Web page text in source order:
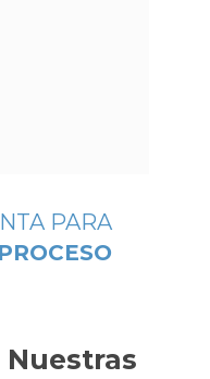
PARA
Nuestras